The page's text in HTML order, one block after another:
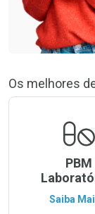
Os melhores
PBM
Saiba